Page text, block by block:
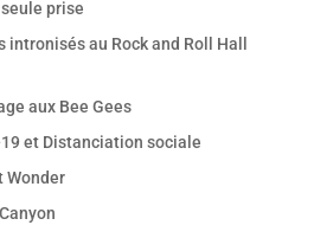
prise
au Rock and Roll Hall
aux Bee Gees
19 et Distanciation sociale
Wonder